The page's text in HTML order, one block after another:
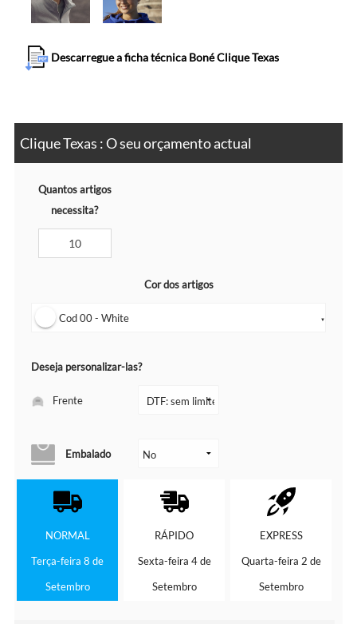
Descarregue a ficha técnica Boné Clique Texas
Clique Texas : O seu orçamento actual
Quantos artigos
necessita?
Cor dos artigos
Cod 00 - White ▼
Deseja personalizar-las?
Frente
Embalado
NORMAL
Terça-feira 8 de
Setembro
RÁPIDO
Sexta-feira 4 de
Setembro
EXPRESS
Quarta-feira 2 de
Setembro